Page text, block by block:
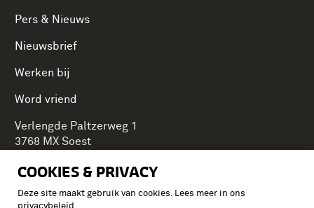
COOKIES & PRIVACY
Deze site maakt gebruik van cookies. Lees meer in ons
Pers & Nieuws
Nieuwsbrief
Werken bij
Word vriend
Verlengde Paltzerweg 1
3768 MX Soest
Onderdeel van Stichting Koninklijke Defensiemusea,